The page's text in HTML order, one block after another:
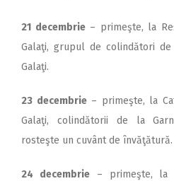
21 decembrie– primeşte, la
Galaţi, grupul de colindători
Galaţi.
23 decembrie– primeşte, la
Galaţi, colindătorii de la
rosteşte un cuvânt de învăţătură.
24 decembrie– primeşte, la